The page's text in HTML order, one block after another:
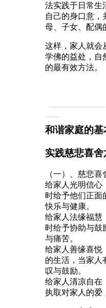
法实践于日常生
自己的身口意，
母、子女、配偶
这样，家人就会
学佛的益处，自
的最有效方法。
心
和谐家庭的基
实践慈悲喜舍
（一）、慈悲喜
给家人光明信心
时给予他们正面
快乐与健康。
给家人法缘福慧
时给予协助与鼓
与痛苦。
给家人善缘喜悦
的生活，当家人
叹与鼓励。
给家人清凉自在
执取对家人的爱